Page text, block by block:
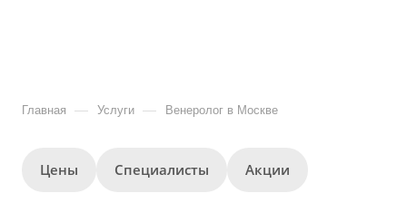
Главная — Услуги — Венеролог в Москве
Цены Специалисты Акции